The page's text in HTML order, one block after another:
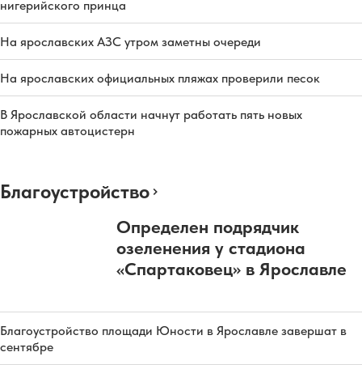
нигерийского принца
На ярославских АЗС утром заметны очереди
На ярославских официальных пляжах проверили песок
В Ярославской области начнут работать пять новых
пожарных автоцистерн
Благоустройство
Определен подрядчик
озеленения у стадиона
«Спартаковец» в Ярославле
Благоустройство площади Юности в Ярославле завершат в
сентябре